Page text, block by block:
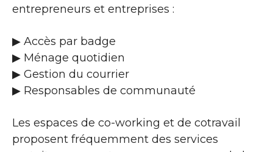
entrepreneurs et entreprises :
▶​ Accès par badge
▶​ Ménage quotidien
▶​ Gestion du courrier
▶​ Responsables de communauté
Les espaces de co-working et de cotravail
proposent fréquemment des services